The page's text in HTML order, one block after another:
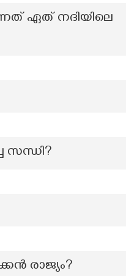
ഏത് നദിയിലെ
സന്ധി?
രാജ്യം?